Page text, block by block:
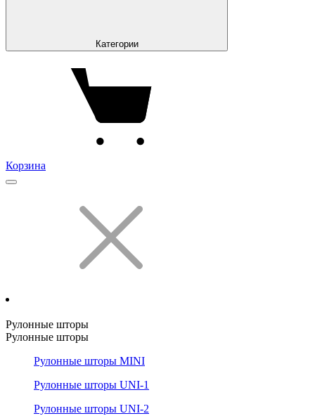
Категории
Корзина
Рулонные шторы
Рулонные шторы
Рулонные шторы MINI
Рулонные шторы UNI-1
Рулонные шторы UNI-2